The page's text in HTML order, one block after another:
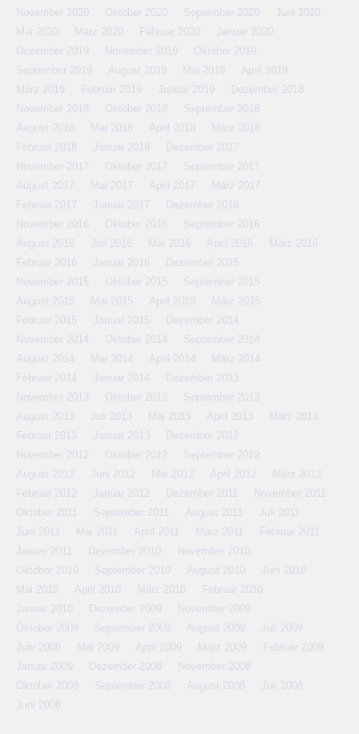
November 2020
Oktober 2020 September 2020
Juni 2020
Mai 2020
März 2020 Februar 2020
Januar 2020
Dezember 2019
November 2019
Oktober 2019
September 2019
August 2019 Mai 2019
April 2019
März 2019
Februar 2019 Januar 2019
Dezember 2018
November 2018
Oktober 2018
September 2018
August 2018
Mai 2018 April 2018
März 2018
Februar 2018
Januar 2018
Dezember 2017
November 2017
Oktober 2017
September 2017
August 2017
Mai 2017 April 2017
März 2017
Februar 2017
Januar 2017
Dezember 2016
November 2016
Oktober 2016
September 2016
August 2016
Juli 2016 Mai 2016 April 2016
März 2016
Februar 2016
Januar 2016
Dezember 2015
November 2015
Oktober 2015
September 2015
August 2015
Mai 2015 April 2015
März 2015
Februar 2015
Januar 2015
Dezember 2014
November 2014
Oktober 2014
September 2014
August 2014
Mai 2014 April 2014
März 2014
Februar 2014
Januar 2014
Dezember 2013
November 2013
Oktober 2013
September 2013
August 2013
Juli 2013 Mai 2013 April 2013
März 2013
Februar 2013
Januar 2013
Dezember 2012
November 2012
Oktober 2012
September 2012
August 2012
Juni 2012 Mai 2012 April 2012
März 2012
Februar 2012
Januar 2012 Dezember 2011
November 2011
Oktober 2011
September 2011 August 2011
Juli 2011
Juni 2011
Mai 2011 April 2011 März 2011
Februar 2011
Januar 2011
Dezember 2010
November 2010
Oktober 2010
September 2010 August 2010
Juni 2010
Mai 2010
April 2010 März 2010
Februar 2010
Januar 2010
Dezember 2009
November 2009
Oktober 2009
September 2009 August 2009
Juli 2009
Juni 2009
Mai 2009 April 2009 März 2009
Februar 2009
Januar 2009
Dezember 2008
November 2008
Oktober 2008
September 2008 August 2008
Juli 2008
Juni 2008